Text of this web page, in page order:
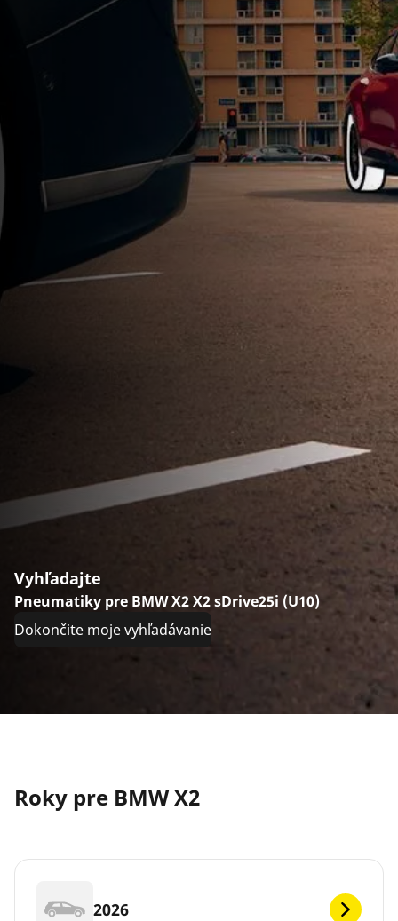
Vyhľadajte
Pneumatiky pre BMW X2 X2 sDrive25i (U10)
Dokončite moje vyhľadávanie
Roky pre BMW X2
2026